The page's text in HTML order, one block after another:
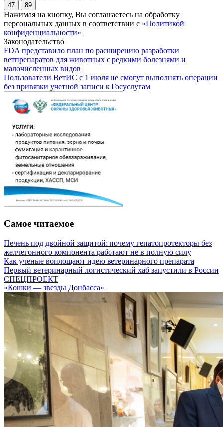
47 89
Нажимая на кнопку, Вы соглашаетесь на обработку
персональных данных в соответствии с «Политикой
конфиденциальности»
Законодательство
FDA представило план по расширению разработки
ветпрепаратов для животных с редкими болезнями и
малочисленных видов
Пользователи ВетИС с 1 июля не смогут выполнять операции
без привязки учетной записи к Госуслугам
Самое читаемое
Печень под двойной защитой: почему гепатопротекторы без
желчегонного компонента работают не в полную силу
Как ученые воплощают идею ветеринарного препарата
Первый ветеринарный логистический хаб запустили в России
СПЕЦПРОЕКТ
«Кошки — звезды Донбасса»